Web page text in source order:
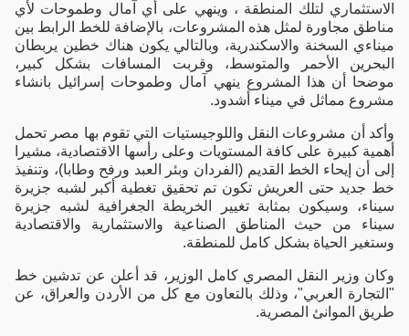
الاستثماري لتلك المنطقة ، وينهي على أي آمال وطموحات لأي
مناطق مجاورة لمثل هذه المشروعات، بالإضافة للخط الرابط بين
ميناءي السخنة والاسكندرية، وبالتالي يكون هناك خطين يربطان
البحرين الأحمر والمتوسط، وقربت المسافات بشكل كبير،
موضحا أن هذا المشروع ينهي آمال وطموحات إسرائيل بانشاء
مشروع مماثل في ميناء أشدود.
وأكد أن مشروعات النقل واللوجيستيات التي تقوم بها مصر تحمل
أهمية كبيرة على كافة المستويات وعلى رأسها الاقتصادية، مشيرا
إلى أن إيحاء الخط القديم (الفردان وبئر العبد ورفح وطابا)، وتنفيذ
خط جديد حتى العريش تكون تم تحقيق تغطية أكبر لشبه جزيرة
سيناء، وسيكون بمثابة تغيير الخريطة الجغرافية لشبه جزيرة
سيناء من حيث المناطق الصناعية والاستثمارية والاقتصادية
وستغير الحياة بشكل كامل للمنطقة.
وكان وزير النقل المصري كامل الوزير، قد أعلن عن تدشين خط
"التجارة العربي"، وذلك بالتعاون مع كل من الأردن والعراق، عن
طريق الموانئ المصرية.